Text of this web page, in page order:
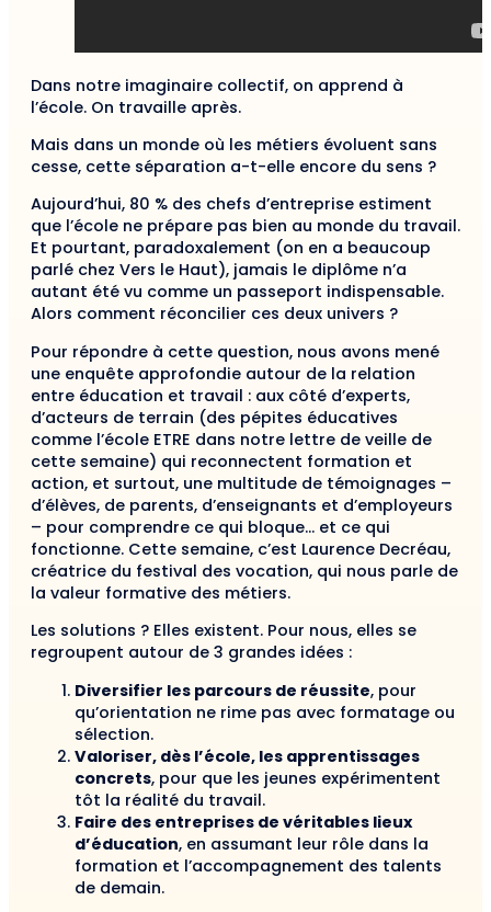
Dans notre imaginaire collectif, on apprend à
l’école. On travaille après.
Mais dans un monde où les métiers évoluent sans
cesse, cette séparation a-t-elle encore du sens ?
Aujourd’hui, 80 % des chefs d’entreprise estiment
que l’école ne prépare pas bien au monde du travail.
Et pourtant, paradoxalement (on en a beaucoup
parlé chez Vers le Haut), jamais le diplôme n’a
autant été vu comme un passeport indispensable.
Alors comment réconcilier ces deux univers ?
Pour répondre à cette question, nous avons mené
une enquête approfondie autour de la relation
entre éducation et travail : aux côté d’experts,
d’acteurs de terrain (des pépites éducatives
comme l’école ETRE dans notre lettre de veille de
cette semaine) qui reconnectent formation et
action, et surtout, une multitude de témoignages –
d’élèves, de parents, d’enseignants et d’employeurs
– pour comprendre ce qui bloque… et ce qui
fonctionne. Cette semaine, c’est Laurence Decréau,
créatrice du festival des vocation, qui nous parle de
la valeur formative des métiers.
Les solutions ? Elles existent. Pour nous, elles se
regroupent autour de 3 grandes idées :
Diversifier les parcours de réussite, pour
qu’orientation ne rime pas avec formatage ou
sélection.
Valoriser, dès l’école, les apprentissages
concrets, pour que les jeunes expérimentent
tôt la réalité du travail.
Faire des entreprises de véritables lieux
d’éducation, en assumant leur rôle dans la
formation et l’accompagnement des talents
de demain.